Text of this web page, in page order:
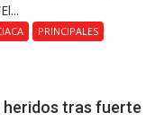
PRINCIPALES
heridos tras fuerte